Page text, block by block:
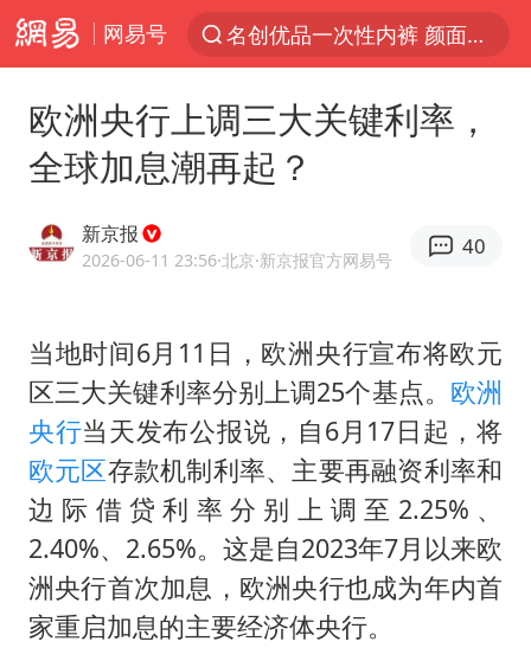
网易号
解锁各地夏日限定体验
四川宜宾市珙县发生3.4级地震
白海豚将正面袭击贯穿浙江
中国父女泰国骑摩托车坠崖1死1伤
上海多家景点临时闭园或调整运营时间
周末打虎 宋致远被查
台风白海豚实时路径
郑丽文：台湾从来没有“独立”过
女子网购名牌包发现是自己丢的那只
多个明星演唱会取消
欧洲央行上调三大关键利率，
全球加息潮再起？
新京报
2026-06-11 23:56·北京·新京报官方网易号
40
当地时间6月11日，欧洲央行宣布将欧元
区三大关键利率分别上调25个基点。 欧洲
央行当天发布公报说，自6月17日起，将
欧元区存款机制利率、主要再融资利率和
边际借贷利率分别上调至2.25%、
2.40%、2.65%。这是自2023年7月以来欧
洲央行首次加息，欧洲央行也成为年内首
家重启加息的主要经济体央行。